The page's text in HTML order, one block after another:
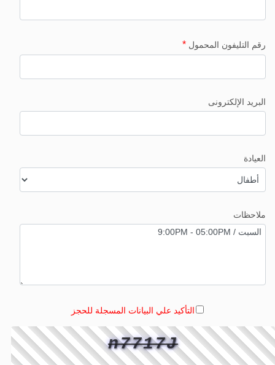
رقم التليفون المحمول*
البريد الإلكترونى
العيادة
ملاحظات
التأكيد علي البيانات المسجلة للحجز
n7717J